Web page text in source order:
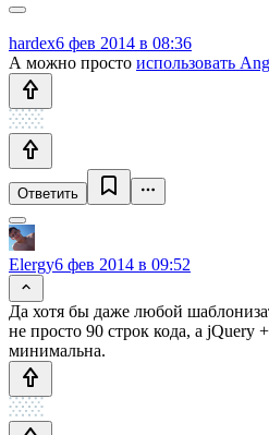
hardex6 фев 2014 в 08:36
А можно просто использовать
Ответить
Elergy6 фев 2014 в 09:52
Да хотя бы даже любой
не просто 90 строк кода, а jQuery
минимальна.